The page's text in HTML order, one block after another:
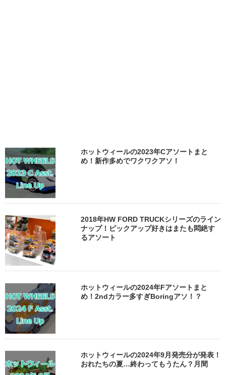
ホットウィールの2023年Cアソートまと
め！新作多めでワクワクアソ！
2018年HW FORD TRUCKシリーズのライン
ナップ！ピックアップ好きはまたも悶絶す
るアソート
ホットウィールの2024年Fアソートまと
め！2ndカラー多すぎBoringアソ！？
ホットウィールの2024年9月発売分が発表！
おれたちの夏…終わってもうたん？月間